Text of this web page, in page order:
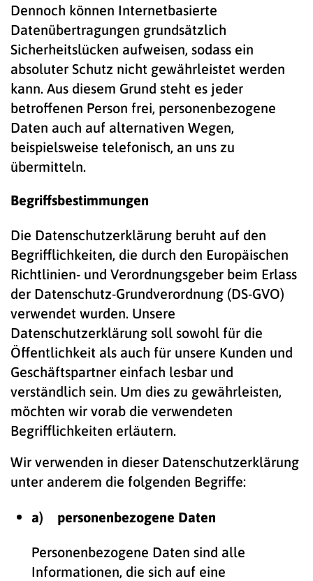
Dennoch können Internetbasierte
Datenübertragungen grundsätzlich
Sicherheitslücken aufweisen, sodass ein
absoluter Schutz nicht gewährleistet werden
kann. Aus diesem Grund steht es jeder
betroffenen Person frei, personenbezogene
Daten auch auf alternativen Wegen,
beispielsweise telefonisch, an uns zu
übermitteln.
Begriffsbestimmungen
Die Datenschutzerklärung beruht auf den
Begrifflichkeiten, die durch den Europäischen
Richtlinien- und Verordnungsgeber beim Erlass
der Datenschutz-Grundverordnung (DS-GVO)
verwendet wurden. Unsere
Datenschutzerklärung soll sowohl für die
Öffentlichkeit als auch für unsere Kunden und
Geschäftspartner einfach lesbar und
verständlich sein. Um dies zu gewährleisten,
möchten wir vorab die verwendeten
Begrifflichkeiten erläutern.
Wir verwenden in dieser Datenschutzerklärung
unter anderem die folgenden Begriffe:
a) personenbezogene Daten
Personenbezogene Daten sind alle
Informationen, die sich auf eine